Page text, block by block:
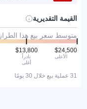
القيمة التقديرية
متوسط سعر بيع هذا الطراز
⁦$13,800⁩
نادراً
أغلى
الأعلى
31 عملية بيع خلال 30 يومًا